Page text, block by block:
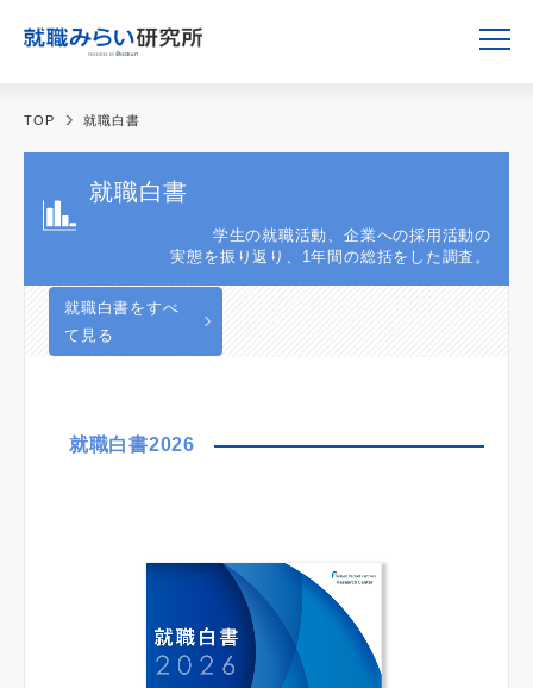
TOP 就職白書
就職白書
学生の就職活動、企業への採用活動の
実態を振り返り、1年間の総括をした調査。
就職白書をすべ
て見る
就職白書2026